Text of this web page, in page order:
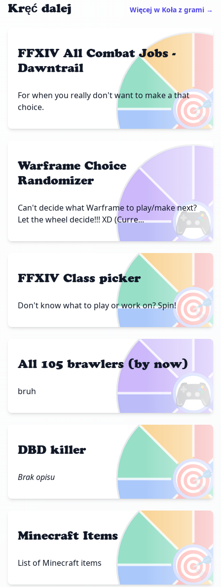
Kręć dalej Więcej w Koła z grami →
🎯
FFXIV All Combat Jobs -
Dawntrail
For when you really don't want to make a that
choice.
🎮
Warframe Choice
Randomizer
Can't decide what Warframe to play/make next?
Let the wheel decide!!! XD (Curre...
🎯
FFXIV Class picker
Don't know what to play or work on? Spin!
🎮
All 105 brawlers (by now)
bruh
🎯
DBD killer
Brak opisu
🎯
Minecraft Items
List of Minecraft items